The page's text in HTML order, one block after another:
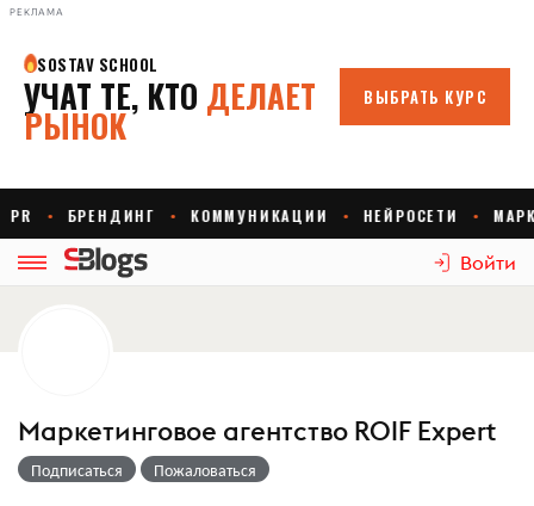
РЕКЛАМА
Войти
Маркетинговое агентство ROIF Expert
Подписаться Пожаловаться